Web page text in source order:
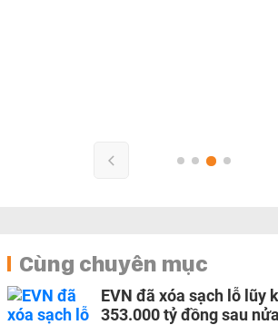
Cùng chuyên mục
EVN đã xóa sạch lỗ lũy
353.000 tỷ đồng sau